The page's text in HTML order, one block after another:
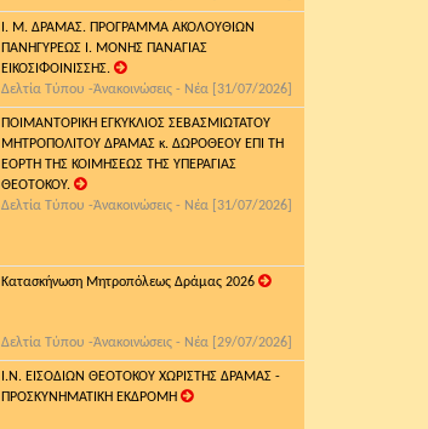
Ι. Μ. ΔΡΑΜΑΣ. ΠΡΟΓΡΑΜΜΑ ΑΚΟΛΟΥΘΙΩΝ
ΠΑΝΗΓΥΡΕΩΣ Ι. ΜΟΝΗΣ ΠΑΝΑΓΙΑΣ
ΕΙΚΟΣΙΦΟΙΝΙΣΣΗΣ.
Δελτία Τύπου -Ἀνακοινώσεις - Νέα [31/07/2026]
ΠΟΙΜΑΝΤΟΡΙΚΗ ΕΓΚΥΚΛΙΟΣ ΣΕΒΑΣΜΙΩΤΑΤΟΥ
ΜΗΤΡΟΠΟΛΙΤΟΥ ΔΡΑΜΑΣ κ. ΔΩΡΟΘΕΟΥ ΕΠΙ ΤΗ
ΕΟΡΤΗ ΤΗΣ ΚΟΙΜΗΣΕΩΣ ΤΗΣ ΥΠΕΡΑΓΙΑΣ
ΘΕΟΤΟΚΟΥ.
Δελτία Τύπου -Ἀνακοινώσεις - Νέα [31/07/2026]
Κατασκήνωση Μητροπόλεως Δράμας 2026
Δελτία Τύπου -Ἀνακοινώσεις - Νέα [29/07/2026]
Ι.Ν. ΕΙΣΟΔΙΩΝ ΘΕΟΤΟΚΟΥ ΧΩΡΙΣΤΗΣ ΔΡΑΜΑΣ -
ΠΡΟΣΚΥΝΗΜΑΤΙΚΗ ΕΚΔΡΟΜΗ